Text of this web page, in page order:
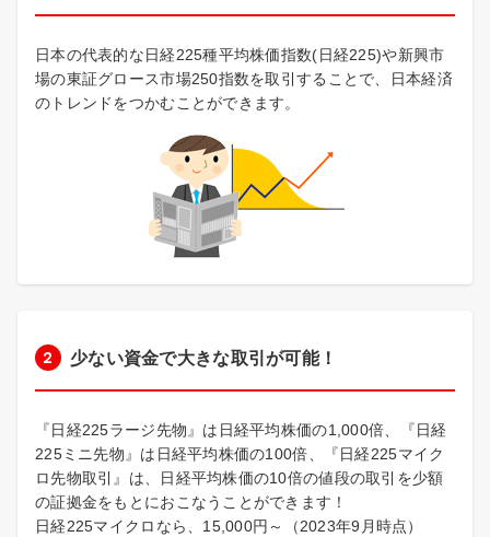
日本の代表的な日経225種平均株価指数(日経225)や新興市
場の東証グロース市場250指数を取引することで、日本経済
のトレンドをつかむことができます。
少ない資金で大きな取引が可能！
『日経225ラージ先物』は日経平均株価の1,000倍、『日経
225ミニ先物』は日経平均株価の100倍、『日経225マイク
ロ先物取引』は、日経平均株価の10倍の値段の取引を少額
の証拠金をもとにおこなうことができます！
日経225マイクロなら、15,000円～（2023年9月時点）